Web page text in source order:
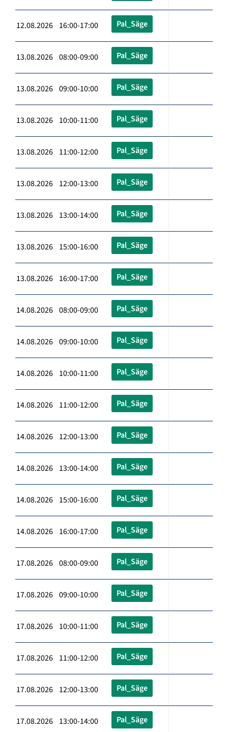
12.08.2026 16:00-17:00 Pal_Säge
13.08.2026 08:00-09:00 Pal_Säge
13.08.2026 09:00-10:00 Pal_Säge
13.08.2026 10:00-11:00 Pal_Säge
13.08.2026 11:00-12:00 Pal_Säge
13.08.2026 12:00-13:00 Pal_Säge
13.08.2026 13:00-14:00 Pal_Säge
13.08.2026 15:00-16:00 Pal_Säge
13.08.2026 16:00-17:00 Pal_Säge
14.08.2026 08:00-09:00 Pal_Säge
14.08.2026 09:00-10:00 Pal_Säge
14.08.2026 10:00-11:00 Pal_Säge
14.08.2026 11:00-12:00 Pal_Säge
14.08.2026 12:00-13:00 Pal_Säge
14.08.2026 13:00-14:00 Pal_Säge
14.08.2026 15:00-16:00 Pal_Säge
14.08.2026 16:00-17:00 Pal_Säge
17.08.2026 08:00-09:00 Pal_Säge
17.08.2026 09:00-10:00 Pal_Säge
17.08.2026 10:00-11:00 Pal_Säge
17.08.2026 11:00-12:00 Pal_Säge
17.08.2026 12:00-13:00 Pal_Säge
17.08.2026 13:00-14:00 Pal_Säge